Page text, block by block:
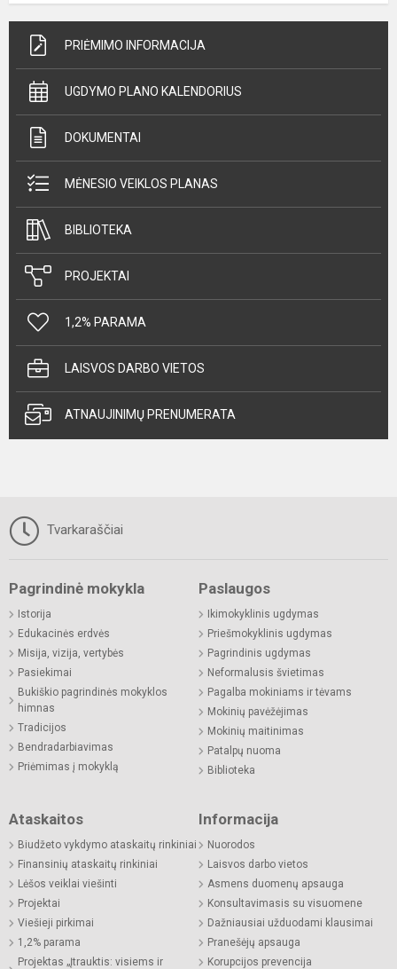
PRIĖMIMO INFORMACIJA
UGDYMO PLANO KALENDORIUS
DOKUMENTAI
MĖNESIO VEIKLOS PLANAS
BIBLIOTEKA
PROJEKTAI
1,2% PARAMA
LAISVOS DARBO VIETOS
ATNAUJINIMŲ PRENUMERATA
Tvarkaraščiai
Pagrindinė mokykla
Istorija
Edukacinės erdvės
Misija, vizija, vertybės
Pasiekimai
Bukiškio pagrindinės mokyklos
himnas
Tradicijos
Bendradarbiavimas
Priėmimas į mokyklą
Paslaugos
Ikimokyklinis ugdymas
Priešmokyklinis ugdymas
Pagrindinis ugdymas
Neformalusis švietimas
Pagalba mokiniams ir tėvams
Mokinių pavėžėjimas
Mokinių maitinimas
Patalpų nuoma
Biblioteka
Ataskaitos
Biudžeto vykdymo ataskaitų rinkiniai
Finansinių ataskaitų rinkiniai
Lėšos veiklai viešinti
Projektai
Viešieji pirkimai
1,2% parama
Projektas „Įtrauktis: visiems ir
Informacija
Nuorodos
Laisvos darbo vietos
Asmens duomenų apsauga
Konsultavimasis su visuomene
Dažniausiai užduodami klausimai
Pranešėjų apsauga
Korupcijos prevencija